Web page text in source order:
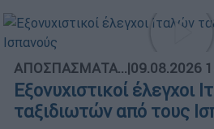
ΑΠΟΣΠΑΣΜΑΤΑ...|09.08.2026
Εξονυχιστικοί έλεγχοι
ταξιδιωτών από τους